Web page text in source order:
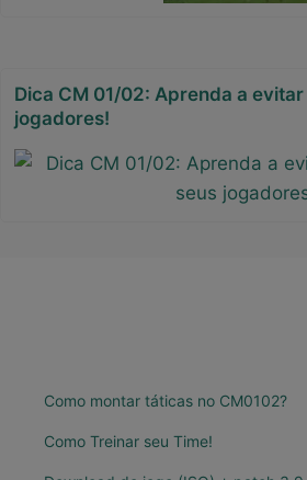
Dica CM 01/02: Aprenda a
jogadores!
Como montar táticas no CM0102?
Como Treinar seu Time!